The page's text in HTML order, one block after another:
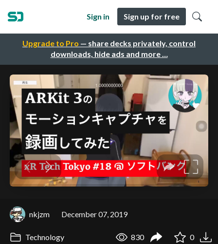
Upgrade to Pro — share decks privately, control
downloads, hide ads and more …
Sign in Sign up for free
nkjzm December 07, 2019
Technology 830 0